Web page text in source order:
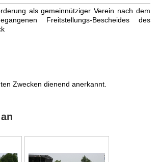
als gemeinnütziger Verein nach dem
Freitstellungs-Bescheides des
Zwecken dienend anerkannt.